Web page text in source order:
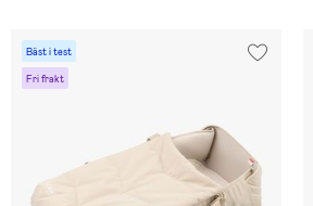
Bäst i test
Fri frakt